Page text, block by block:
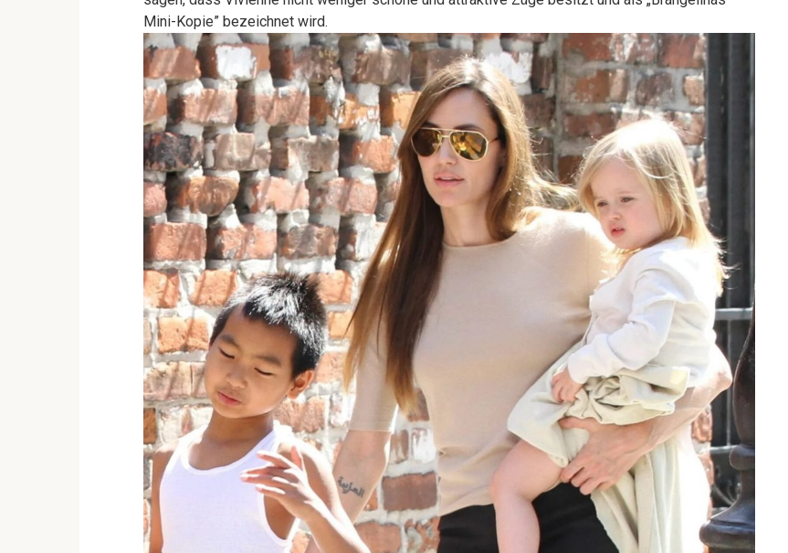
Mini-Kopie” bezeichnet wird.